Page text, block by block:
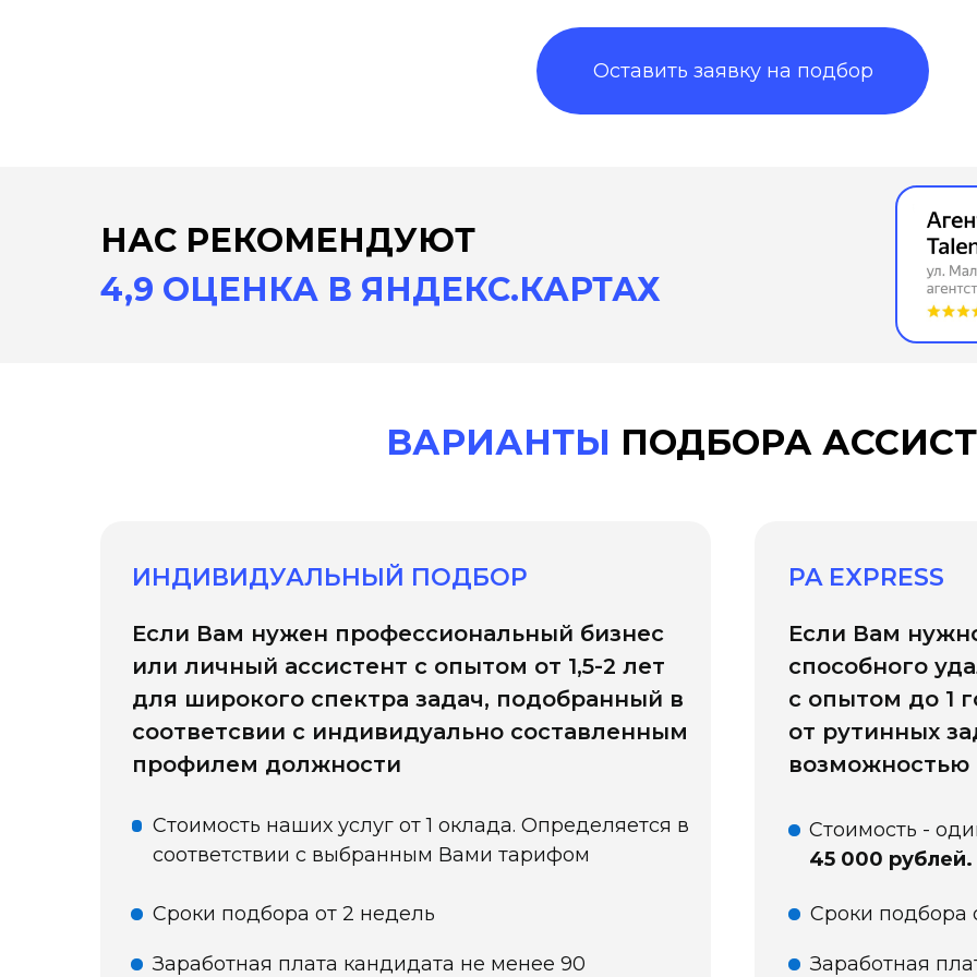
Оставить заявку на подбор
НАС РЕКОМЕНДУЮТ
4,9 ОЦЕНКА В ЯНДЕКС.КАРТАХ
ИНДИВИДУАЛЬНЫЙ ПОДБОР
Стоимость наших услуг от 1 оклада. Определяется в
соответствии с выбранным Вами тарифом
Сроки подбора от 2 недель
Заработная плата кандидата не менее 90
ВАРИАНТЫ ПОДБОРА
PA EXPRESS
Стоимость -
45 000 рублей.
Сроки подбора
Если Вам нужен профессиональный бизнес
или личный ассистент с опытом от 1,5-2 лет
для широкого спектра задач, подобранный в
соответсвии с индивидуально составленным
профилем должности
Если Вам
способного
с опытом до 1
от рутинных
возможностью
Заработная